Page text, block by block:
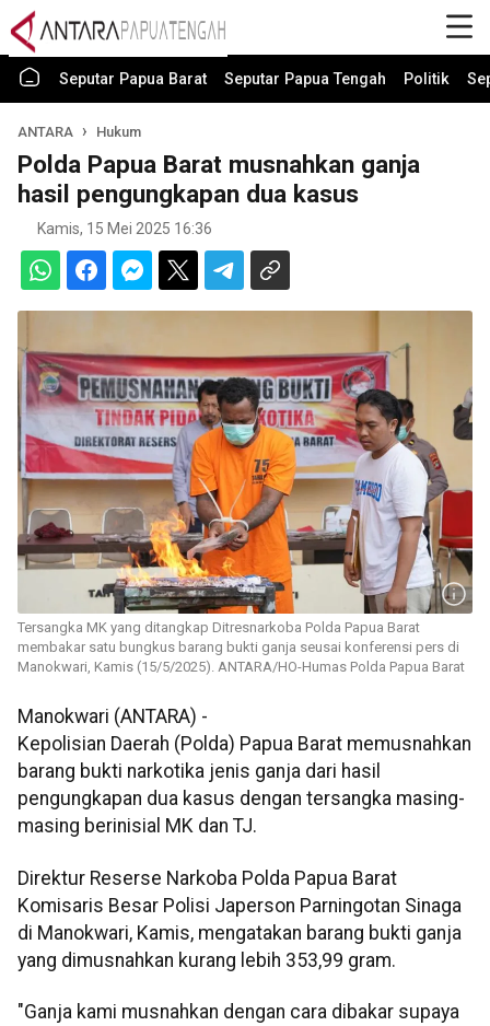
Seputar Papua Barat Seputar Papua Tengah Politik
ANTARA Hukum
Polda Papua Barat musnahkan ganja
hasil pengungkapan dua kasus
Kamis, 15 Mei 2025 16:36
Tersangka MK yang ditangkap Ditresnarkoba Polda Papua Barat
membakar satu bungkus barang bukti ganja seusai konferensi pers di
Manokwari, Kamis (15/5/2025). ANTARA/HO-Humas Polda Papua Barat
Manokwari (ANTARA) -
Kepolisian Daerah (Polda) Papua Barat memusnahkan
barang bukti narkotika jenis ganja dari hasil
pengungkapan dua kasus dengan tersangka masing-
masing berinisial MK dan TJ.
Direktur Reserse Narkoba Polda Papua Barat
Komisaris Besar Polisi Japerson Parningotan Sinaga
di Manokwari, Kamis, mengatakan barang bukti ganja
yang dimusnahkan kurang lebih 353,99 gram.
"Ganja kami musnahkan dengan cara dibakar supaya